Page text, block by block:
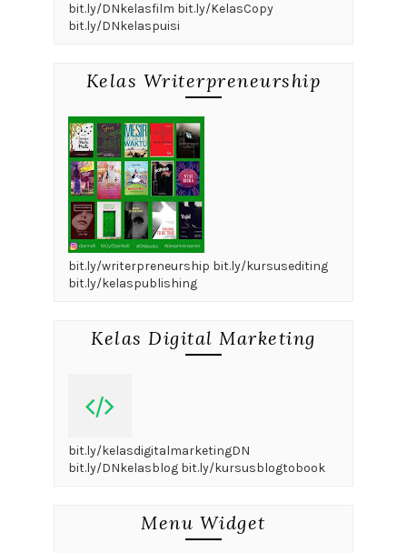
bit.ly/DNkelasfilm bit.ly/KelasCopy
bit.ly/DNkelaspuisi
Kelas Writerpreneurship
bit.ly/writerpreneurship bit.ly/kursusediting
bit.ly/kelaspublishing
Kelas Digital Marketing
bit.ly/kelasdigitalmarketingDN
bit.ly/DNkelasblog bit.ly/kursusblogtobook
Menu Widget